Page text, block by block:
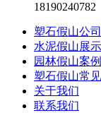
18190240782
塑石假山公
水泥假山展示
园林假山案例
塑石假山常
关于我们
联系我们